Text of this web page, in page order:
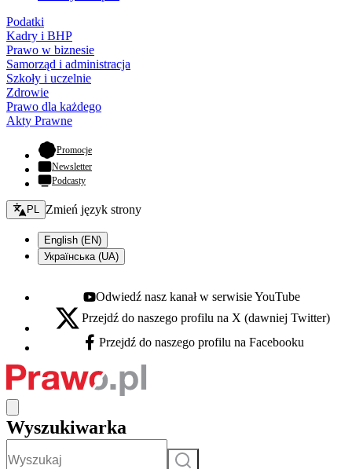
Podatki
Kadry i BHP
Prawo w biznesie
Samorząd i administracja
Szkoły i uczelnie
Zdrowie
Prawo dla każdego
Akty Prawne
Promocje- otwiera się w nowej karcie
Newsletter
Podcasty
Zmień język - bieżący:
PL Zmień język strony
English (EN)
Українська (UA)
Youtube - otwiera się w nowej karcie
Odwiedź nasz kanał w serwisie YouTube
X - otwiera się w nowej karcie
Przejdź do naszego profilu na X (dawniej Twitter)
Facebook - otwiera się w nowej karcie
Przejdź do naszego profilu na Facebooku
Wyszukiwarka
Szukaj